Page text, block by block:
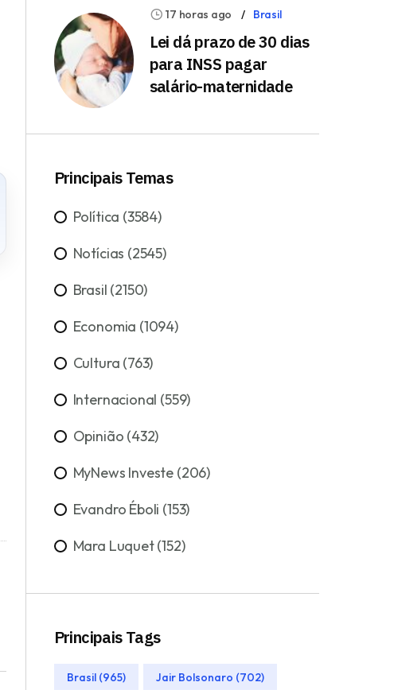
17 horas ago Brasil
Lei dá prazo de 30 dias
para INSS pagar
salário-maternidade
Principais Temas
Política (3584)
Notícias (2545)
Brasil (2150)
Economia (1094)
Cultura (763)
Internacional (559)
Opinião (432)
MyNews Investe (206)
Evandro Éboli (153)
Mara Luquet (152)
Principais Tags
Brasil (965) Jair Bolsonaro (702)